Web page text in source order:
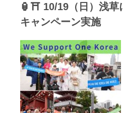
🏮⛩️ 10/19（日）浅草
キャンペーン実施